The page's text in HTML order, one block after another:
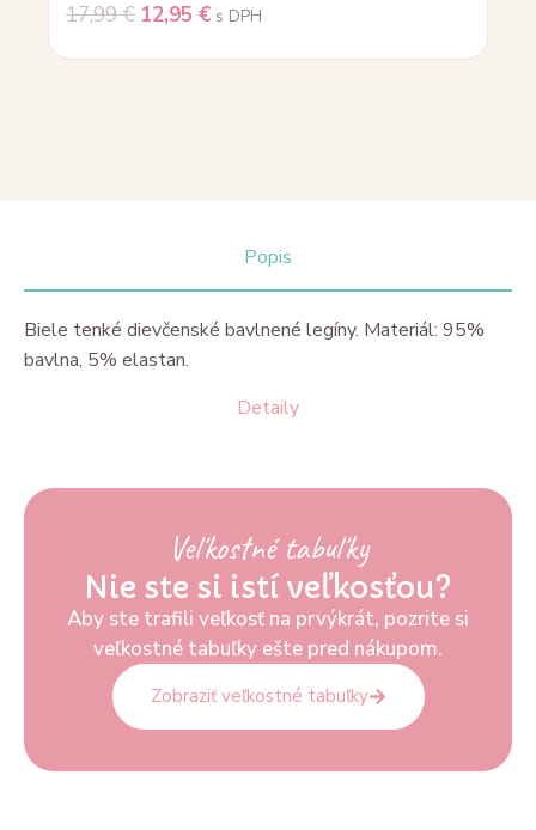
17,99€ 12,95 € s DPH
Popis
Detaily
Biele tenké dievčenské bavlnené legíny. Materiál: 95%
bavlna, 5% elastan.
Veľkostné tabuľky
Nie ste si istí veľkosťou?
Aby ste trafili veľkosť na prvýkrát, pozrite si
veľkostné tabuľky ešte pred nákupom.
Zobraziť veľkostné tabuľky